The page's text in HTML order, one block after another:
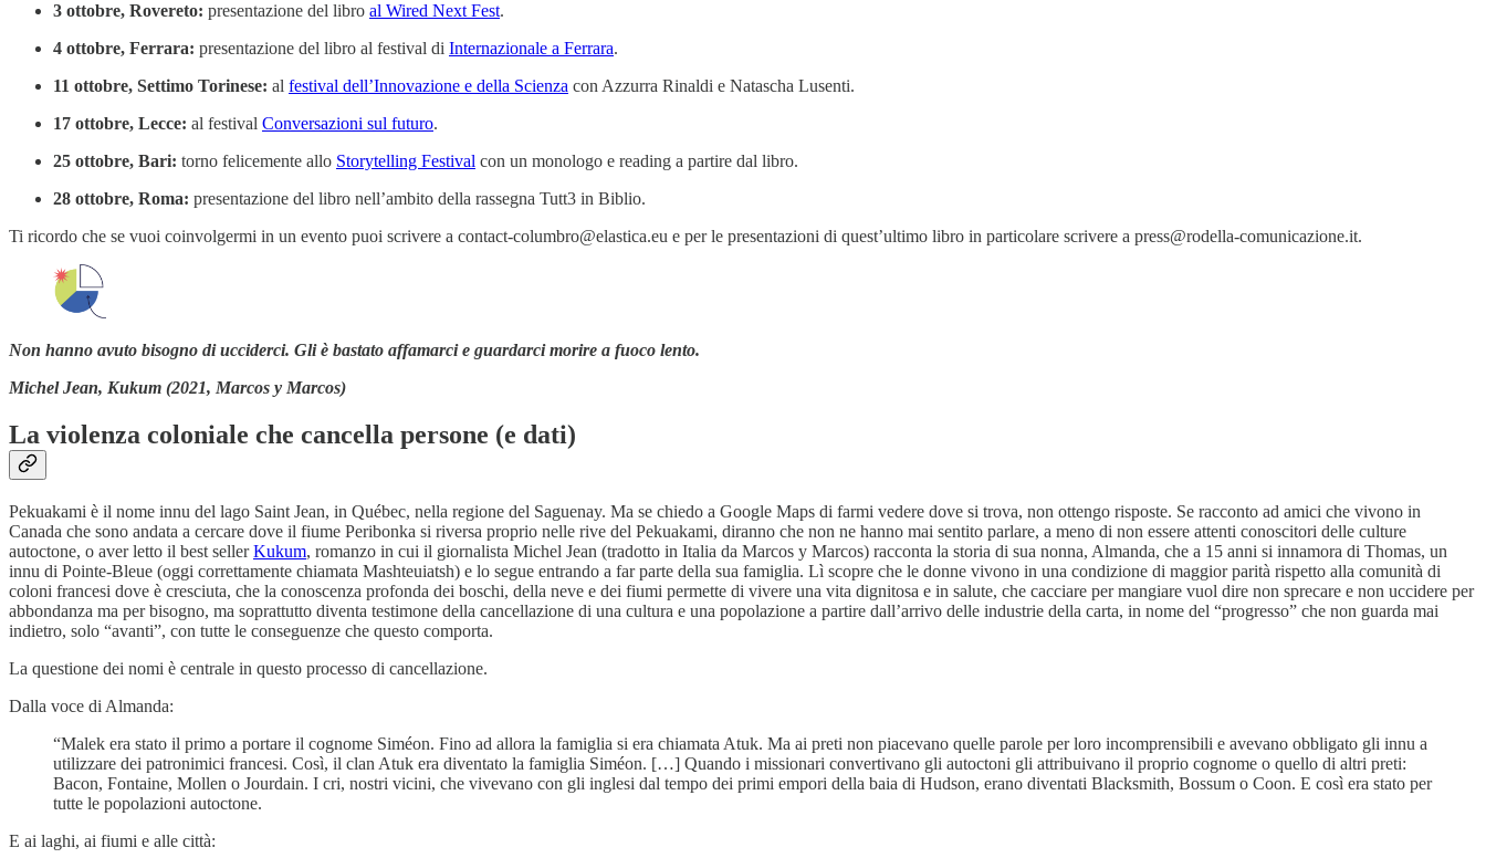
3 ottobre, Rovereto: presentazione del libro al Wired Next Fest.
4 ottobre, Ferrara: presentazione del libro al festival di Internazionale a Ferrara.
11 ottobre, Settimo Torinese: al festival dell’Innovazione e della Scienza con Azzurra Rinaldi e Natascha Lusenti.
17 ottobre, Lecce: al festival Conversazioni sul futuro.
25 ottobre, Bari: torno felicemente allo Storytelling Festival con un monologo e reading a partire dal libro.
28 ottobre, Roma: presentazione del libro nell’ambito della rassegna Tutt3 in Biblio.
Ti ricordo che se vuoi coinvolgermi in un evento puoi scrivere a contact-columbro@elastica.eu e per le presentazioni di quest’ultimo libro in particolare scrivere a press@rodella-comunicazione.it.
Non hanno avuto bisogno di ucciderci. Gli è bastato affamarci e guardarci morire a fuoco lento.
Michel Jean, Kukum (2021, Marcos y Marcos)
La violenza coloniale che cancella persone (e dati)
Pekuakami è il nome innu del lago Saint Jean, in Québec, nella regione del Saguenay. Ma se chiedo a Google Maps di farmi vedere dove si trova, non ottengo risposte. Se racconto ad amici che vivono in
Canada che sono andata a cercare dove il fiume Peribonka si riversa proprio nelle rive del Pekuakami, diranno che non ne hanno mai sentito parlare, a meno di non essere attenti conoscitori delle culture
autoctone, o aver letto il best sellerKukum, romanzo in cui il giornalista Michel Jean (tradotto in Italia da Marcos y Marcos) racconta la storia di sua nonna, Almanda, che a 15 anni si innamora di Thomas, un
innu di Pointe-Bleue (oggi correttamente chiamata Mashteuiatsh) e lo segue entrando a far parte della sua famiglia. Lì scopre che le donne vivono in una condizione di maggior parità rispetto alla comunità di
coloni francesi dove è cresciuta, che la conoscenza profonda dei boschi, della neve e dei fiumi permette di vivere una vita dignitosa e in salute, che cacciare per mangiare vuol dire non sprecare e non uccidere per
abbondanza ma per bisogno, ma soprattutto diventa testimone della cancellazione di una cultura e una popolazione a partire dall’arrivo delle industrie della carta, in nome del “progresso” che non guarda mai
indietro, solo “avanti”, con tutte le conseguenze che questo comporta.
La questione dei nomi è centrale in questo processo di cancellazione.
Dalla voce di Almanda:
“Malek era stato il primo a portare il cognome Siméon. Fino ad allora la famiglia si era chiamata Atuk. Ma ai preti non piacevano quelle parole per loro incomprensibili e avevano obbligato gli innu a
utilizzare dei patronimici francesi. Così, il clan Atuk era diventato la famiglia Siméon. […] Quando i missionari convertivano gli autoctoni gli attribuivano il proprio cognome o quello di altri preti:
Bacon, Fontaine, Mollen o Jourdain. I cri, nostri vicini, che vivevano con gli inglesi dal tempo dei primi empori della baia di Hudson, erano diventati Blacksmith, Bossum o Coon. E così era stato per
tutte le popolazioni autoctone.
E ai laghi, ai fiumi e alle città: